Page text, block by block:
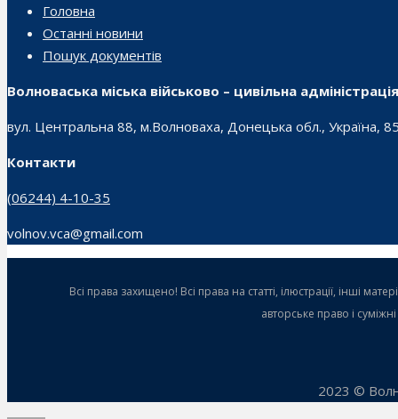
Головна
Останні новини
Пошук документів
Волноваська міська військово – цивільна адміністрація
вул. Центральна 88, м.Волноваха, Донецька обл., Україна,
Контакти
(06244) 4-10-35
volnov.vca@gmail.com
Всі права захищено! Всі права на статті, ілюстрації, інші
авторське право і
2023 ©